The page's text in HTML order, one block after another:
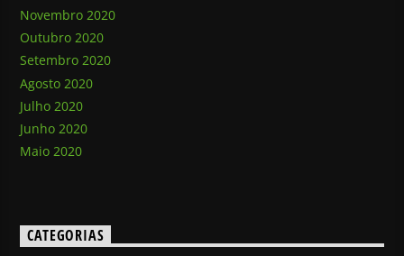
Novembro 2020
Outubro 2020
Setembro 2020
Agosto 2020
Julho 2020
Junho 2020
Maio 2020
CATEGORIAS